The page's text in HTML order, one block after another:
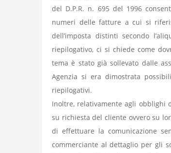
del D.P.R. n. 695 del 1996
numeri delle fatture a cui si
dell’imposta distinti secondo
riepilogativo, ci si chiede come
tema è stato già sollevato dalle
Agenzia si era dimostrata
riepilogativi.
Inoltre, relativamente agli obblighi
su richiesta del cliente ovvero su
di effettuare la comunicazione
commerciante al dettaglio per gli